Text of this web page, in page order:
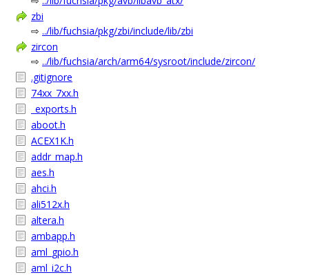
zbi
⇨ ../lib/fuchsia/pkg/zbi/include/lib/zbi
zircon
⇨ ../lib/fuchsia/arch/arm64/sysroot/include/zircon/
.gitignore
74xx_7xx.h
_exports.h
aboot.h
ACEX1K.h
addr_map.h
aes.h
ahci.h
ali512x.h
altera.h
ambapp.h
aml_gpio.h
aml_i2c.h